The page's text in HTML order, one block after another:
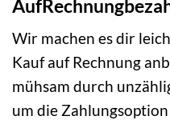
Wir machen es dir
Kauf auf Rechnung
mühsam durch
um die